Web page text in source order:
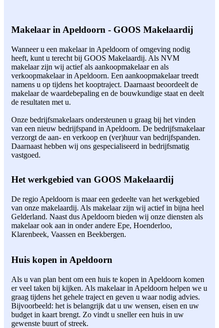
Makelaar in Apeldoorn - GOOS Makelaardij
Wanneer u een makelaar in Apeldoorn of omgeving nodig
heeft, kunt u terecht bij GOOS Makelaardij. Als NVM
makelaar zijn wij actief als aankoopmakelaar en als
verkoopmakelaar in Apeldoorn. Een aankoopmakelaar treedt
namens u op tijdens het kooptraject. Daarnaast beoordeelt de
makelaar de waardebepaling en de bouwkundige staat en deelt
de resultaten met u.
Onze bedrijfsmakelaars ondersteunen u graag bij het vinden
van een nieuw bedrijfspand in Apeldoorn. De bedrijfsmakelaar
verzorgt de aan- en verkoop en (ver)huur van bedrijfspanden.
Daarnaast hebben wij ons gespecialiseerd in bedrijfsmatig
vastgoed.
Het werkgebied van GOOS Makelaardij
De regio Apeldoorn is maar een gedeelte van het werkgebied
van onze makelaardij. Als makelaar zijn wij actief in bijna heel
Gelderland. Naast dus Apeldoorn bieden wij onze diensten als
makelaar ook aan in onder andere Epe, Hoenderloo,
Klarenbeek, Vaassen en Beekbergen.
Huis kopen in Apeldoorn
Als u van plan bent om een huis te kopen in Apeldoorn komen
er veel taken bij kijken. Als makelaar in Apeldoorn helpen we u
graag tijdens het gehele traject en geven u waar nodig advies.
Bijvoorbeeld: het is belangrijk dat u uw wensen, eisen en uw
budget in kaart brengt. Zo vindt u sneller een huis in uw
gewenste buurt of streek.